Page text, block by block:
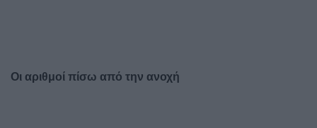
Οι αριθμοί πίσω από την ανοχή